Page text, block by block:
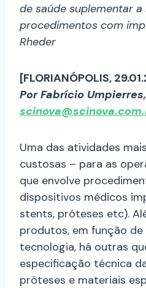
de saúde suplementar
procedimentos com
Rheder
[FLORIANÓPOLIS,
Por Fabrício
Uma das atividades
custosas – para as
que envolve
dispositivos médicos
stents, próteses etc).
produtos, em função
tecnologia, há outras
especificação técnica
próteses e materiais